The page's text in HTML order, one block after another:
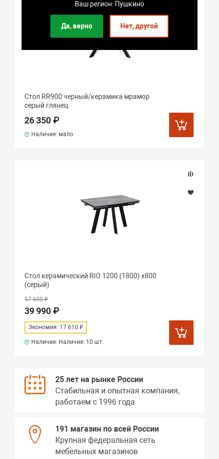
Ваш регион: Пушкино
Да, верно Нет, другой
Стол RR900 черный/керамика мрамор
серый глянец
26 350 ₽
Наличие: мало
Стол керамический RIO 1200 (1800) х800
(серый)
57 600 ₽
39 990 ₽
Экономия: 17 610 ₽
Наличие: Наличие: 10 шт.
25 лет на рынке России
Стабильная и опытная компания,
работаем с 1996 года
191 магазин по всей России
Крупная федеральная сеть
мебельных магазинов